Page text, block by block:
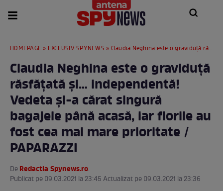
HOMEPAGE » EXCLUSIV SPYNEWS » Claudia Neghina este o graviduță răsfățată și… independentă! Vedeta și-a cărat singură bagajele până acasă, iar florile au fost cea mai mare prioritate / PAPARAZZI
Claudia Neghina este o graviduță
răsfățată și… independentă!
Vedeta și-a cărat singură
bagajele până acasă, iar florile au
fost cea mai mare prioritate /
PAPARAZZI
DeRedactia Spynews.ro.
Publicat pe 09.03.2021 la 23:45 Actualizat pe 09.03.2021 la 23:36